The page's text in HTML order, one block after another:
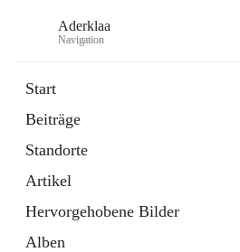
Aderklaa
Navigation
Start
Beiträge
Standorte
Artikel
Hervorgehobene Bilder
Alben
6 Schnellzugriffe
Gemeinde
3 Schnellzugriffe